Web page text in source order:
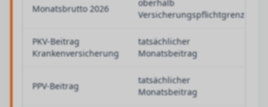
Monatsbrutto 2026
oberhalb
Versicherungspflichtgrenze
PKV-Beitrag
Krankenversicherung
tatsächlicher
Monatsbeitrag
PPV-Beitrag
tatsächlicher
Monatsbeitrag